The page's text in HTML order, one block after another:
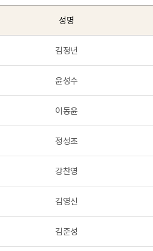
성명
김정년
윤성수
이동윤
정성조
강찬영
김영신
김준성